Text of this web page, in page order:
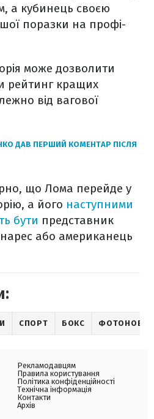
а кубинець своєю
поразки на профі-
може дозволити
рейтинг кращих
від вагової
ДАВ ПЕРШИЙ КОМЕНТАР ПІСЛЯ
що Лома перейде у
а його наступними
бути представник
або американець
СПОРТ БОКС
Рекламодавцям
Правила користування
Політика конфіденційності
Технічна інформація
Контакти
Архів